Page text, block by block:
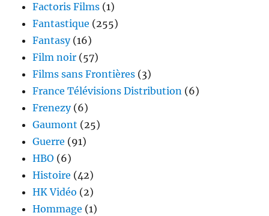
Factoris Films (1)
Fantastique (255)
Fantasy(16)
Film noir (57)
Films sans Frontières (3)
France Télévisions Distribution (6)
Frenezy(6)
Gaumont (25)
Guerre (91)
HBO (6)
Histoire (42)
HK Vidéo (2)
Hommage (1)